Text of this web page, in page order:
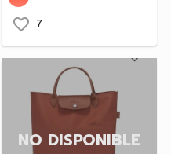
7
NO DISPONIBLE